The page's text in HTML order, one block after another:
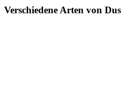
Verschiedene Arten von